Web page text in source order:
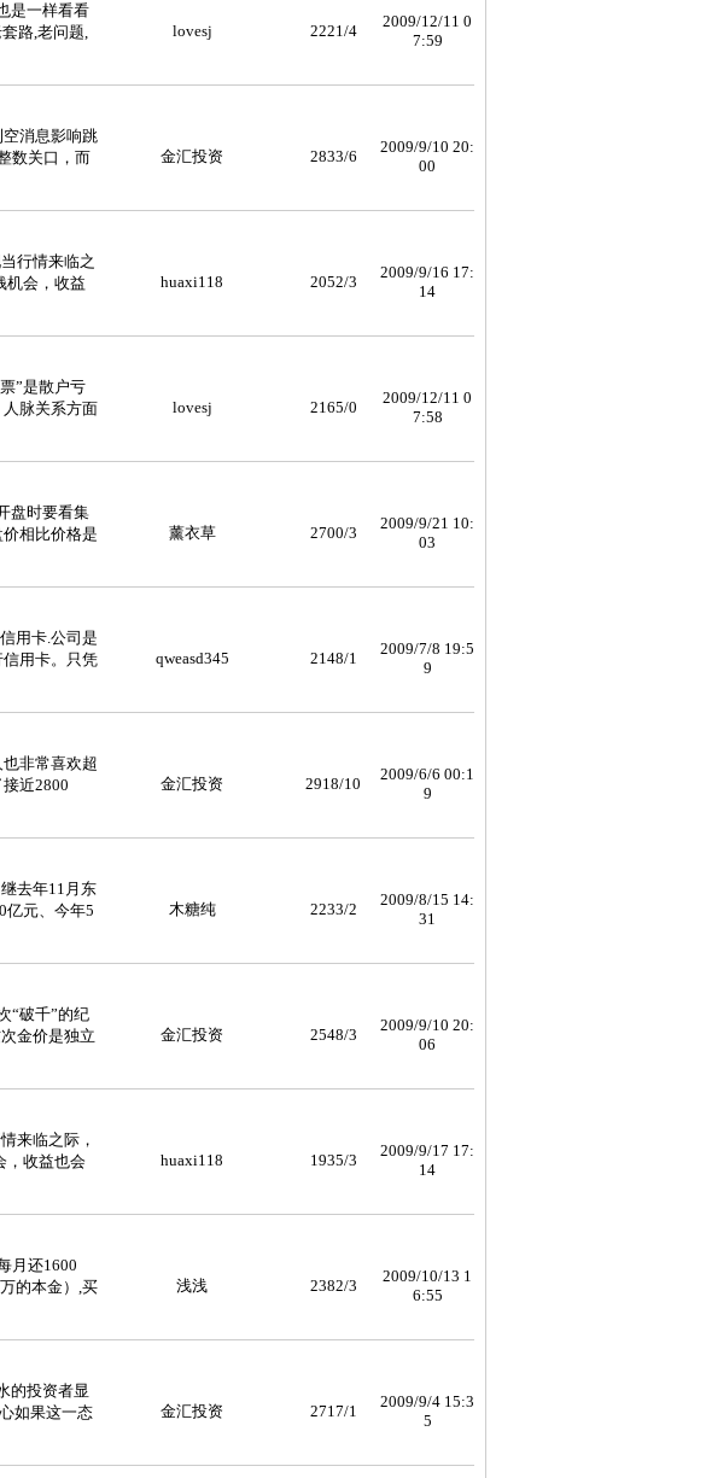
是一样看看
路,老问题,
lovesj 2221/4
2009/12/11 0
7:59
消息影响跳
数关口，而
金汇投资 2833/6
2009/9/10 20:
00
行情来临之
机会，收益
huaxi118 2052/3
2009/9/16 17:
14
”是散户亏
脉关系方面
lovesj 2165/0
2009/12/11 0
7:58
盘时要看集
相比价格是
薰衣草 2700/3
2009/9/21 10:
03
用卡.公司是
用卡。只凭
qweasd345 2148/1
2009/7/8 19:5
9
非常喜欢超
近2800
金汇投资 2918/10
2009/6/6 00:1
9
去年11月东
亿元、今年5
木糖纯 2233/2
2009/8/15 14:
31
“破千”的纪
金价是独立
金汇投资 2548/3
2009/9/10 20:
06
来临之际，
，收益也会
huaxi118 1935/3
2009/9/17 17:
14
还1600
的本金）,买
浅浅 2382/3
2009/10/13 1
6:55
的投资者显
如果这一态
金汇投资 2717/1
2009/9/4 15:3
5